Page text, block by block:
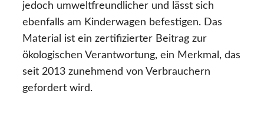
jedoch umweltfreundlicher und lässt sich
ebenfalls am Kinderwagen befestigen. Das
Material ist ein zertifizierter Beitrag zur
ökologischen Verantwortung, ein Merkmal, das
seit 2013 zunehmend von Verbrauchern
gefordert wird.